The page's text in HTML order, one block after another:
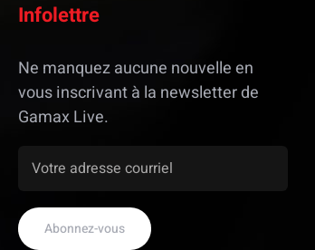
Infolettre
Ne manquez aucune nouvelle en
vous inscrivant à la newsletter de
Gamax Live.